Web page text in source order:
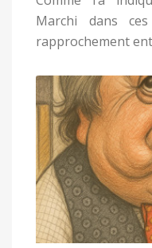
Marchi dans
rapprochement